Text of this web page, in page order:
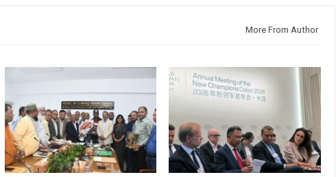
More From Author